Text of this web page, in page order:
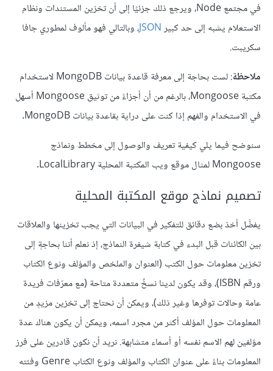
في مجتمع Node، ويرجع ذلك جزئيًا إلى أن تخزين المستندات ونظام
الاستعلام يشبه إلى حد كبيرJSON، وبالتالي فهو مألوف لمطوري جافا
سكريبت.
ملاحظة
: لست بحاجة إلى معرفة قاعدة بيانات MongoDB لاستخدام
مكتبة Mongoose، بالرغم من أن أجزاءً من توثيق Mongoose أسهل
في الاستخدام والفهم إذا كنت على دراية بقاعدة بيانات MongoDB.
سنوضح فيما يلي كيفية تعريف والوصول إلى مخطط ونماذج
Mongoose لمثال موقع ويب المكتبة المحلية LocalLibrary.
تصميم نماذج موقع المكتبة المحلية
يفضَّل أخذ بضع دقائق للتفكير في البيانات التي يجب تخزينها والعلاقات
بين الكائنات قبل البدء في كتابة شيفرة النماذج، إذ نعلم أننا بحاجةٍ إلى
تخزين معلومات حول الكتب (العنوان والملخص والمؤلف ونوع الكتاب
ورقم ISBN)، وقد يكون لدينا نسخٌ متعددة متاحة (مع معرّفات فريدة
عامة وحالات توفرها وغير ذلك)، ويمكن أن نحتاج إلى تخزين مزيدٍ من
المعلومات حول المؤلف أكثر من مجرد اسمه، ويمكن أن يكون هناك عدة
مؤلفين لهم الاسم نفسه أو أسماء متشابهة. نريد أن نكون قادرين على فرز
المعلومات بناءً على عنوان الكتاب والمؤلف ونوع الكتاب Genre وفئته